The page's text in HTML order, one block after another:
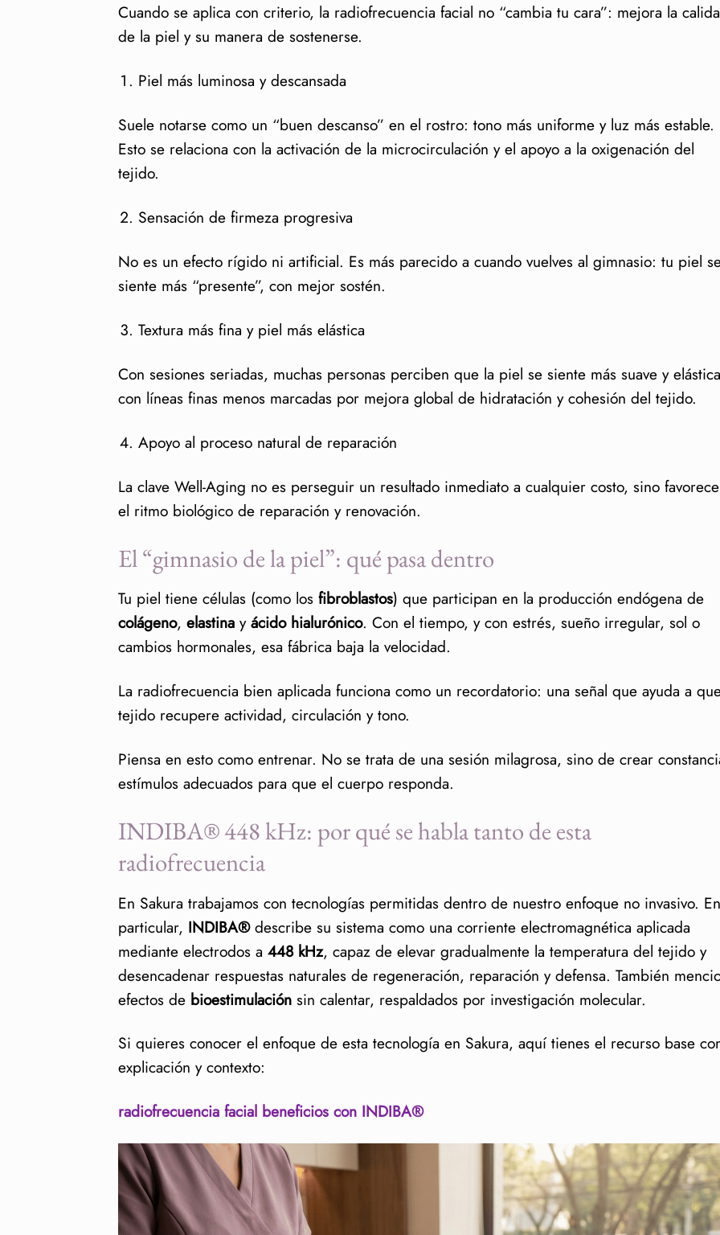
Cuando se aplica con criterio, la radiofrecuencia facial no “cambia tu cara”: mejora la
de la piel y su manera de sostenerse.
Piel más luminosa y descansada
Suele notarse como un “buen descanso” en el rostro: tono más uniforme y luz más estable.
Esto se relaciona con la activación de la microcirculación y el apoyo a la oxigenación del
tejido.
Sensación de firmeza progresiva
No es un efecto rígido ni artificial. Es más parecido a cuando vuelves al gimnasio: tu piel
siente más “presente”, con mejor sostén.
Textura más fina y piel más elástica
Con sesiones seriadas, muchas personas perciben que la piel se siente más suave y
con líneas finas menos marcadas por mejora global de hidratación y cohesión del tejido.
Apoyo al proceso natural de reparación
La clave Well-Aging no es perseguir un resultado inmediato a cualquier costo, sino
el ritmo biológico de reparación y renovación.
El “gimnasio de la piel”: qué pasa dentro
Tu piel tiene células (como los fibroblastos) que participan en la producción endógena de
colágeno, elastina yácido hialurónico. Con el tiempo, y con estrés, sueño irregular, sol o
cambios hormonales, esa fábrica baja la velocidad.
La radiofrecuencia bien aplicada funciona como un recordatorio: una señal que ayuda a
tejido recupere actividad, circulación y tono.
Piensa en esto como entrenar. No se trata de una sesión milagrosa, sino de crear
estímulos adecuados para que el cuerpo responda.
INDIBA® 448 kHz: por qué se habla tanto de esta
radiofrecuencia
En Sakura trabajamos con tecnologías permitidas dentro de nuestro enfoque no invasivo. En
particular, INDIBA®describe su sistema como una corriente electromagnética aplicada
mediante electrodos a 448 kHz, capaz de elevar gradualmente la temperatura del tejido y
desencadenar respuestas naturales de regeneración, reparación y defensa. También
efectos de bioestimulación sin calentar, respaldados por investigación molecular.
Si quieres conocer el enfoque de esta tecnología en Sakura, aquí tienes el recurso base
explicación y contexto:
radiofrecuencia facial beneficios con INDIBA®